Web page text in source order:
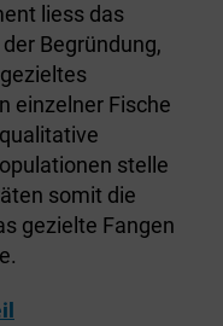
liess das
Begründung,
einzelner Fische
stelle
somit die
gezielte Fangen